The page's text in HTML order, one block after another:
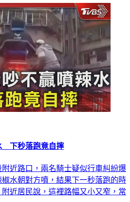
下秒落跑竟自摔
近路口，兩名騎士疑似行車糾紛爆
水朝對方噴，結果下一秒落跑的時
近居民說，這裡路幅又小又窄，常